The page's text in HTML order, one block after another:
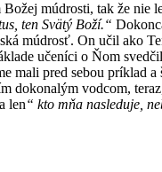
múdrosti, tak že nie
ten Svätý Boží.“
múdrosť. On učil ako
učeníci o Ňom
mali pred sebou príklad
dokonalým vodcom,
a len“ kto mňa nasleduje,